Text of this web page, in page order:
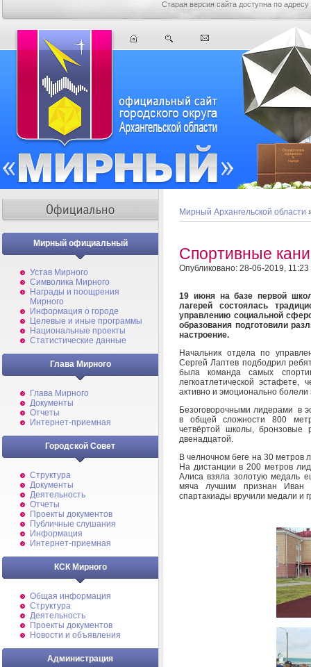
Старая версия сайта доступна по адресу
Мирный официальный
Устав Мирного
Символика Мирного
Награды и поощрения
Мирного
Информация о городе
Целевые и иные программы
Национальные проекты
Статистические данные
Глава Мирного
Глава Мирного
Документы
Отчеты
Интернет-приемная
Городской Совет
Структура
Документы
Деятельность
Отчеты
Проекты документов
Публичные слушания
Информация
Интернет-приемная
КСК Мирного
Общая информация
Структура
Деятельность
Проекты документов
Новости и объявления
Администрация
Мирный Архангельской области
Спортивные
Опубликовано: 28-06-2019, 11:23
19 июня на базе первой
лагерей состоялась
управлению социальной
образования подготовили
настроение.
Начальник отдела по
Сергей Лаптев подбодрил
была команда самых
легкоатлетической
активно и эмоционально
Безоговорочными лидерами в
в общей сложности 800
четвёртой школы, бронзовые
двенадцатой.
В челночном беге на 30 метров
На дистанции в 200 метров
Алиса взяла золотую медаль
мяча лучшим признан Иван
спартакиады вручили медали и